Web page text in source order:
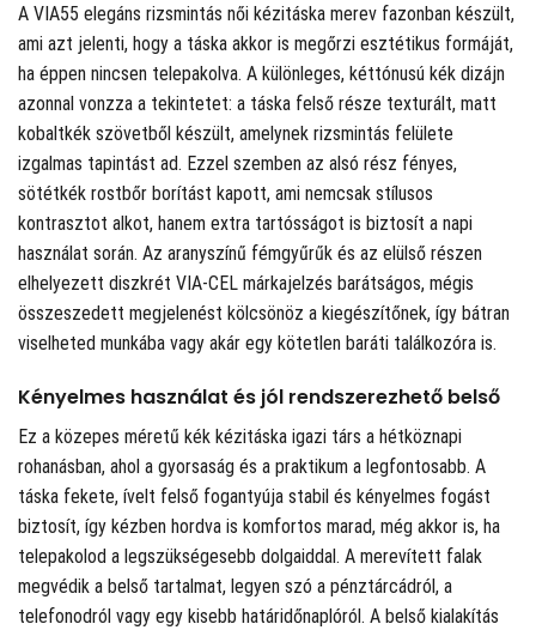
A VIA55 elegáns rizsmintás női kézitáska merev fazonban készült,
ami azt jelenti, hogy a táska akkor is megőrzi esztétikus formáját,
ha éppen nincsen telepakolva. A különleges, kéttónusú kék dizájn
azonnal vonzza a tekintetet: a táska felső része texturált, matt
kobaltkék szövetből készült, amelynek rizsmintás felülete
izgalmas tapintást ad. Ezzel szemben az alsó rész fényes,
sötétkék rostbőr borítást kapott, ami nemcsak stílusos
kontrasztot alkot, hanem extra tartósságot is biztosít a napi
használat során. Az aranyszínű fémgyűrűk és az elülső részen
elhelyezett diszkrét VIA-CEL márkajelzés barátságos, mégis
összeszedett megjelenést kölcsönöz a kiegészítőnek, így bátran
viselheted munkába vagy akár egy kötetlen baráti találkozóra is.
Kényelmes használat és jól rendszerezhető belső
Ez a közepes méretű kék kézitáska igazi társ a hétköznapi
rohanásban, ahol a gyorsaság és a praktikum a legfontosabb. A
táska fekete, ívelt felső fogantyúja stabil és kényelmes fogást
biztosít, így kézben hordva is komfortos marad, még akkor is, ha
telepakolod a legszükségesebb dolgaiddal. A merevített falak
megvédik a belső tartalmat, legyen szó a pénztárcádról, a
telefonodról vagy egy kisebb határidőnaplóról. A belső kialakítás